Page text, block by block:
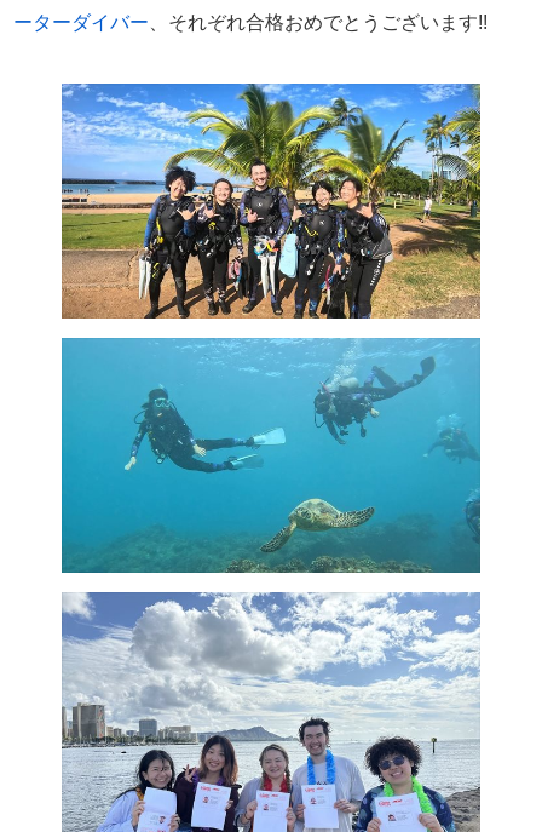
ーターダイバー 、それぞれ合格おめでとうございます!!